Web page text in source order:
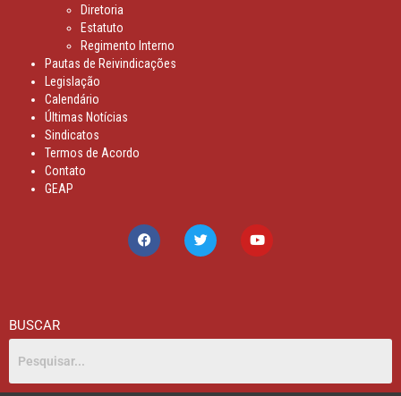
Diretoria
Estatuto
Regimento Interno
Pautas de Reivindicações
Legislação
Calendário
Últimas Notícias
Sindicatos
Termos de Acordo
Contato
GEAP
BUSCAR